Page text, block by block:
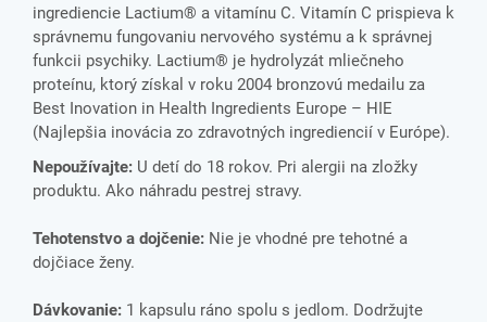
ingrediencie Lactium® a vitamínu C. Vitamín C prispieva k
správnemu fungovaniu nervového systému a k správnej
funkcii psychiky. Lactium® je hydrolyzát mliečneho
proteínu, ktorý získal v roku 2004 bronzovú medailu za
Best Inovation in Health Ingredients Europe – HIE
(Najlepšia inovácia zo zdravotných ingrediencií v Európe).
Nepoužívajte: U detí do 18 rokov. Pri alergii na zložky
produktu. Ako náhradu pestrej stravy.
Tehotenstvo a dojčenie: Nie je vhodné pre tehotné a
dojčiace ženy.
Dávkovanie: 1 kapsulu ráno spolu s jedlom. Dodržujte